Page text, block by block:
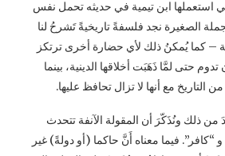
استعملها ابن تيمية في حديثه تحمل نفس
الصغيرة نجد فلسفةً تاريخيةً تَشرحُ لنا
– كما يُمكنُ ذلك لأي حضارة أخرى ترتكز
حتى لمَّا ذَهَبَت أخلاقها الدينية، بينما
مع أنها لا تزال تحافظ عليها.
من ذلك ونُذَكّرَ أن المقولة الآنفة تتحدث
فيما معناه أَنَّ حاكما (أو دولةً) غير